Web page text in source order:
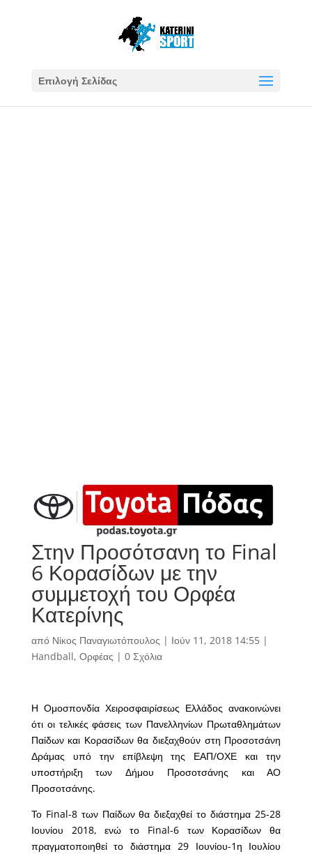
Επιλογή Σελίδας
Στην Προσότσανη το Final
6 Κορασίδων με την
συμμετοχή του Ορφέα
Κατερίνης
από Νίκος Παναγιωτόπουλος | Ιούν 11, 2018 14:55|
Handball, Ορφέας | 0 Σχόλια
Η Ομοσπονδία Χειροσφαιρίσεως Ελλάδος ανακοινώνει
ότι οι τελικές φάσεις των Πανελληνίων Πρωταθλημάτων
Παίδων και Κορασίδων θα διεξαχθούν στη Προσοτσάνη
Δράμας υπό την επίβλεψη της ΕΑΠ/ΟΧΕ και την
υποστήριξη των Δήμου Προσοτσάνης και ΑΟ
Προσοτσάνης.
Το Final-8 των Παίδων θα διεξαχθεί το διάστημα 25-28
Ιουνίου 2018, ενώ το Final-6 των Κορασίδων θα
πραγματοποιηθεί το διάστημα 29 Ιουνίου-1η Ιουλίου